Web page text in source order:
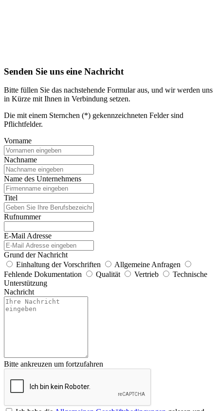
Senden Sie uns eine Nachricht
Bitte füllen Sie das nachstehende Formular aus, und wir werden uns
in Kürze mit Ihnen in Verbindung setzen.
Die mit einem Sternchen (*) gekennzeichneten Felder sind
Pflichtfelder.
Vorname
Nachname
Name des Unternehmens
Titel
Rufnummer
E-Mail Adresse
Grund der Nachricht
Einhaltung der Vorschriften
Allgemeine Anfragen
Fehlende Dokumentation
Qualität Vertrieb
Technische
Unterstützung
Nachricht
Bitte ankreuzen um fortzufahren